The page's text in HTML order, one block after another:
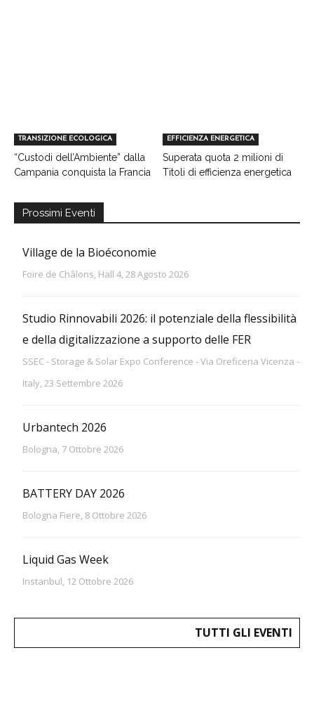
TRANSIZIONE ECOLOGICA
“Custodi dell’Ambiente” dalla
Campania conquista la Francia
EFFICIENZA ENERGETICA
Superata quota 2 milioni di
Titoli di efficienza energetica
Prossimi Eventi
Village de la Bioéconomie
Foire de Châlons, Hall 4, 28 Agosto 2026
Studio Rinnovabili 2026: il potenziale della flessibilità
e della digitalizzazione a supporto delle FER
SSEC - Storage & Solar Expo Conference - Via Oreficeria Vicenza -
Italy, 23 Settembre 2026
Urbantech 2026
Bologna, 7 Ottobre 2026
BATTERY DAY 2026
Bologna Fiere, 8 Ottobre 2026
Liquid Gas Week
Instanbul, 12 Ottobre 2026
TUTTI GLI EVENTI